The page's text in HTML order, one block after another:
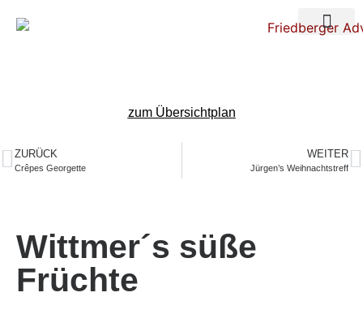
zum Übersichtplan
ZURÜCK
Crêpes Georgette
WEITER
Jürgen’s Weihnachtstreff
Wittmer´s süße
Früchte